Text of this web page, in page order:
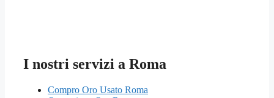
I nostri servizi a Roma
Compro Oro Usato Roma